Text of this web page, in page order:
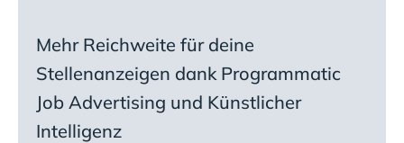
Mehr Reichweite für deine
Stellenanzeigen dank Programmatic
Job Advertising und Künstlicher
Intelligenz